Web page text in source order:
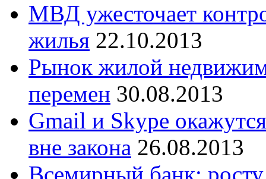
МВД ужесточает
жилья 22.10.2013
Рынок жилой
перемен 30.08.2013
Gmail и Skype
вне закона 26.08.2013
Всемирный банк: